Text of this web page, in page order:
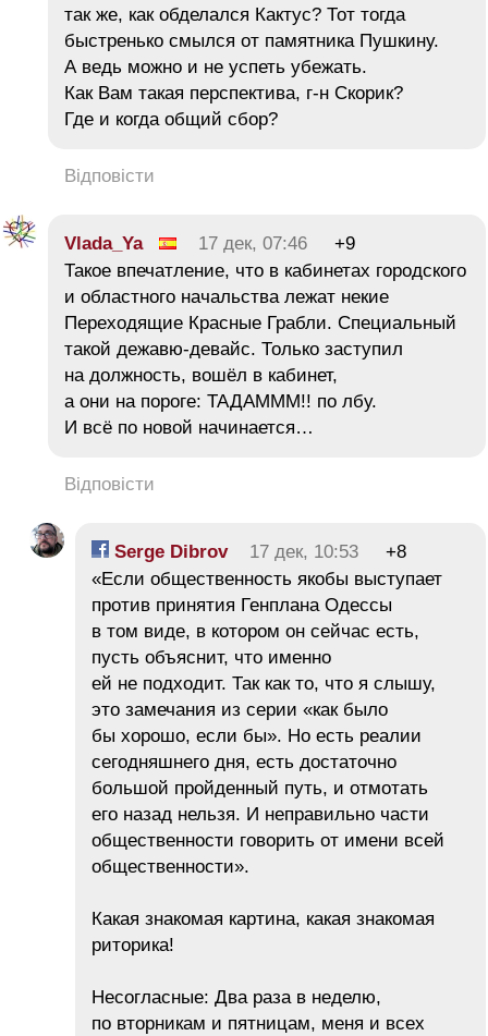
так же, как обделался Кактус? Тот тогда
быстренько смылся от памятника Пушкину.
А ведь можно и не успеть убежать.
Как Вам такая перспектива, г-н Скорик?
Где и когда общий сбор?
Відповісти
Vlada_Ya 17 дек, 07:46
+9
Такое впечатление, что в кабинетах городского
и областного начальства лежат некие
Переходящие Красные Грабли. Специальный
такой дежавю-девайс. Только заступил
на должность, вошёл в кабинет,
а они на пороге: ТАДАМММ!! по лбу.
И всё по новой начинается…
Відповісти
Serge Dibrov 17 дек, 10:53
+8
«Если общественность якобы выступает
против принятия Генплана Одессы
в том виде, в котором он сейчас есть,
пусть объяснит, что именно
ей не подходит. Так как то, что я слышу,
это замечания из серии «как было
бы хорошо, если бы». Но есть реалии
сегодняшнего дня, есть достаточно
большой пройденный путь, и отмотать
его назад нельзя. И неправильно части
общественности говорить от имени всей
общественности».
Какая знакомая картина, какая знакомая
риторика!
Несогласные: Два раза в неделю,
по вторникам и пятницам, меня и всех